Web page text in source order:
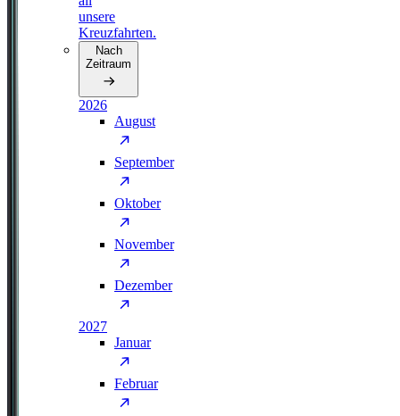
unsere
Kreuzfahrten.
Nach
Zeitraum
2026
August
September
Oktober
November
Dezember
2027
Januar
Februar